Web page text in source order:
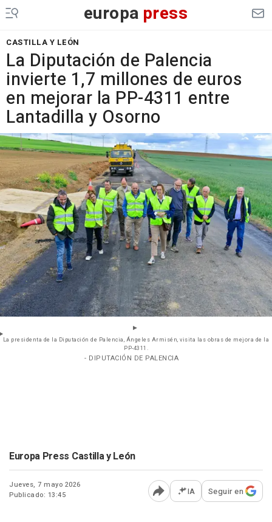
europa press
CASTILLA Y LEÓN
La Diputación de Palencia
invierte 1,7 millones de euros
en mejorar la PP-4311 entre
Lantadilla y Osorno
La presidenta de la Diputación de Palencia, Ángeles Armisén, visita las obras de mejora de la
PP-4311.
- DIPUTACIÓN DE PALENCIA
Europa Press Castilla y León
Jueves, 7 mayo 2026
Publicado: 13:45
Abrir opciones para
IA Seguir en